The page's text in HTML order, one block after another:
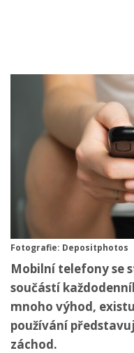
Fotografie: Depositphotos
Mobilní telefony se
součástí
mnoho výhod,
používání
záchod.